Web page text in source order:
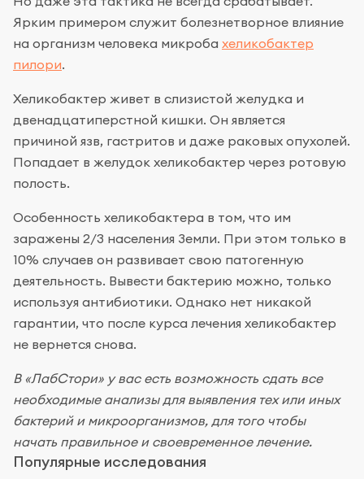
Ярким примером служит болезнетворное влияние
на организм человека микроба хеликобактер
пилори.
Хеликобактер живет в слизистой желудка и
двенадцатиперстной кишки. Он является
причиной язв, гастритов и даже раковых опухолей.
Попадает в желудок хеликобактер через ротовую
полость.
Особенность хеликобактера в том, что им
заражены 2/3 населения Земли. При этом только в
10% случаев он развивает свою патогенную
деятельность. Вывести бактерию можно, только
используя антибиотики. Однако нет никакой
гарантии, что после курса лечения хеликобактер
не вернется снова.
В «ЛабСтори» у вас есть возможность сдать все
необходимые анализы для выявления тех или иных
бактерий и микроорганизмов, для того чтобы
начать правильное и своевременное лечение.
Популярные исследования